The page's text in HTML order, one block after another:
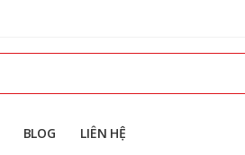
BLOG LIÊN HỆ